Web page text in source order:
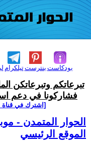
تيلكرامبنترست بودكاست
تبرعاتكم وتبرعاتكن
فشاركونا في دعم
[اشترك في قناة
الحوار المتمدن -
الموقع الرئيسي